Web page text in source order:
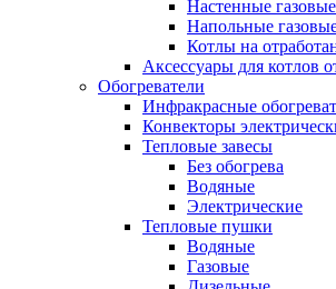
Настенные
Напольные
Котлы на
Аксессуары для котлов
Обогреватели
Инфракрасные
Конвекторы
Тепловые завесы
Без обогрева
Водяные
Электрические
Тепловые пушки
Водяные
Газовые